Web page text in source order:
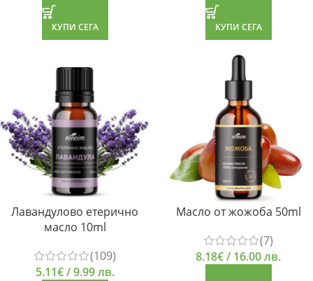
КУПИ СЕГА КУПИ СЕГА
Лавандулово етерично
масло 10ml
(109)
5.11€/ 9.99 лв.
Масло от жожоба 50ml
(7)
8.18€/ 16.00 лв.